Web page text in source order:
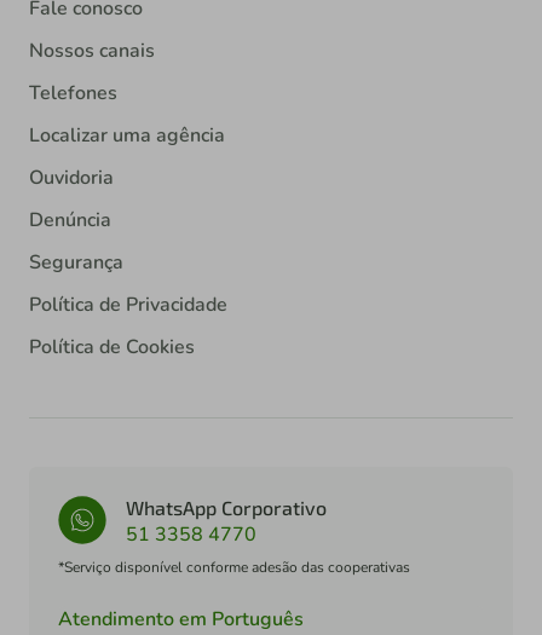
Fale conosco
Nossos canais
Telefones
Localizar uma agência
Ouvidoria
Denúncia
Segurança
Política de Privacidade
Política de Cookies
WhatsApp Corporativo
51 3358 4770
*Serviço disponível conforme adesão das cooperativas
Atendimento em Português